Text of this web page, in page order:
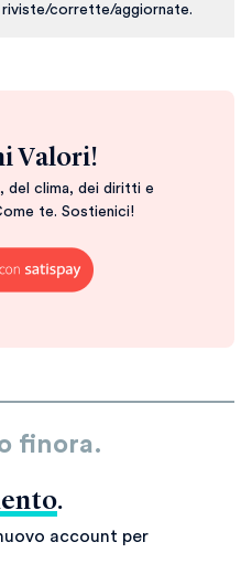
corrette/aggiornate.
Valori!
del clima, dei diritti e
te. Sostienici!
finora.
.
account per